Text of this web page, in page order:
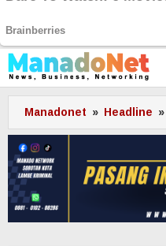
Lewati
ke
konten
Manadonet » Headline »